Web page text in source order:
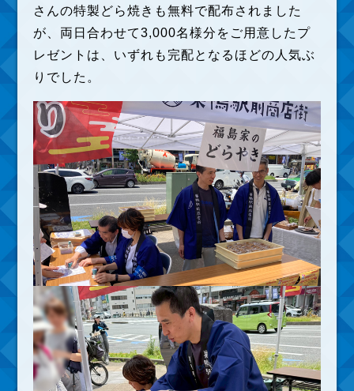
さんの特製どら焼きも無料で配布されました
が、両日合わせて3,000名様分をご用意したプ
レゼントは、いずれも完配となるほどの人気ぶ
りでした。